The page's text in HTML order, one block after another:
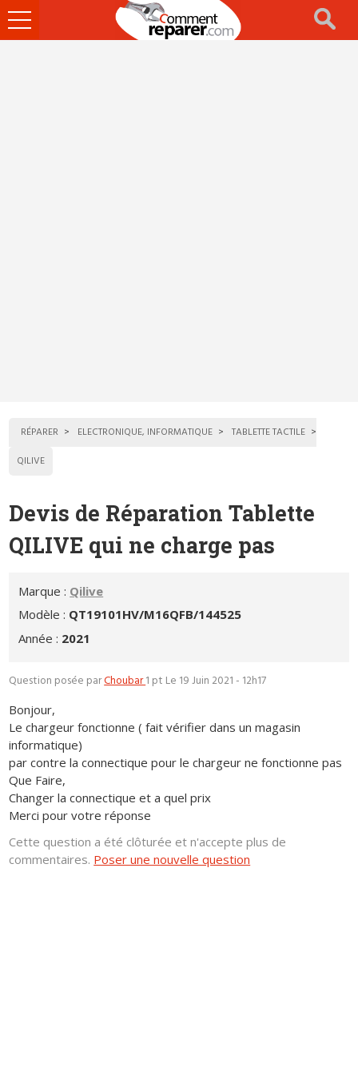
Ouvrir
le
RÉPARER ELECTRONIQUE, INFORMATIQUE
TABLETTE TACTILE
QILIVE
Devis de Réparation Tablette
QILIVE qui ne charge pas
Marque : Qilive
Modèle : QT19101HV/M16QFB/144525
Année : 2021
Question posée parChoubar1 pt Le 19 Juin 2021 - 12h17
Bonjour,
Le chargeur fonctionne ( fait vérifier dans un magasin
informatique)
par contre la connectique pour le chargeur ne fonctionne pas
Que Faire,
Changer la connectique et a quel prix
Merci pour votre réponse
Cette question a été clôturée et n'accepte plus de
commentaires. Poser une nouvelle question